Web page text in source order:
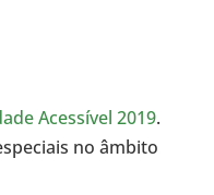
Acessível 2019.
no âmbito